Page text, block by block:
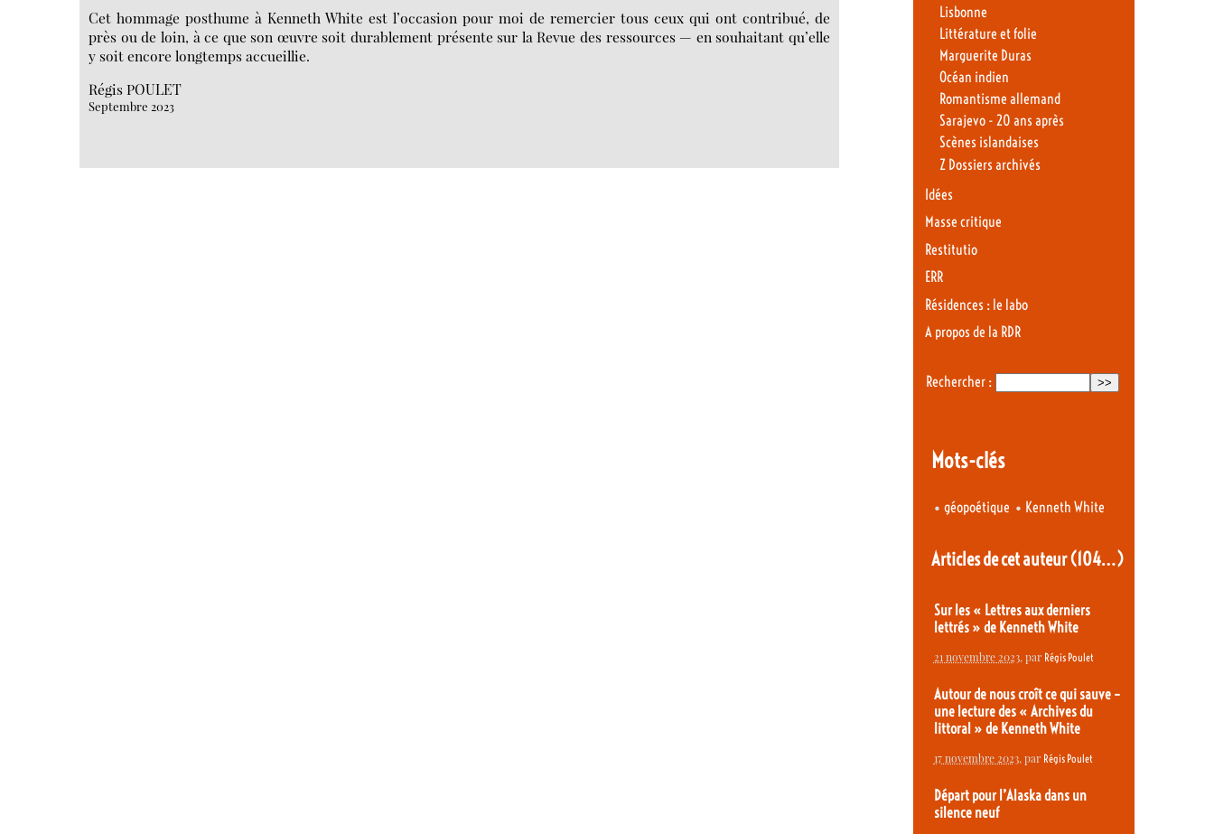
Cet hommage posthume à Kenneth White est l’occasion pour moi de remercier tous ceux qui ont contribué, de
près ou de loin, à ce que son œuvre soit durablement présente sur la Revue des ressources — en souhaitant qu’elle
y soit encore longtemps accueillie.
Régis POULET
Septembre 2023
Lisbonne
Littérature et folie
Marguerite Duras
Océan indien
Romantisme allemand
Sarajevo - 20 ans après
Scènes islandaises
Z Dossiers archivés
Idées
Masse critique
Restitutio
ERR
Résidences : le labo
A propos de la RDR
Rechercher :
Mots-clés
• géopoétique • Kenneth White
Articles de cet auteur(104…)
Sur les « Lettres aux derniers
lettrés » de Kenneth White
21 novembre 2023, par Régis Poulet
Autour de nous croît ce qui sauve –
une lecture des « Archives du
littoral » de Kenneth White
17 novembre 2023, par Régis Poulet
Départ pour l’Alaska dans un
silence neuf